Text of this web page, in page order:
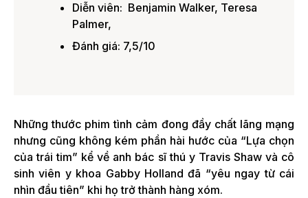
Diễn viên: Benjamin Walker, Teresa
Palmer,
Đánh giá: 7,5/10
Những thước phim tình cảm đong đầy chất lãng mạng
nhưng cũng không kém phần hài hước của “Lựa chọn
của trái tim” kể về anh bác sĩ thú y Travis Shaw và cô
sinh viên y khoa Gabby Holland đã “yêu ngay từ cái
nhìn đầu tiên” khi họ trở thành hàng xóm.